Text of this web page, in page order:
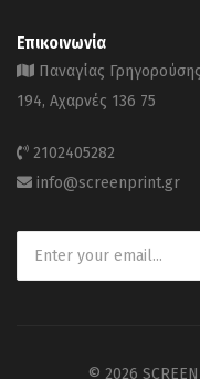
Επικοινωνία
Παναγίας Γρηγορούσης
194, Αχαρνές 136 75
2102405282
info@screenprint.gr
© 2026